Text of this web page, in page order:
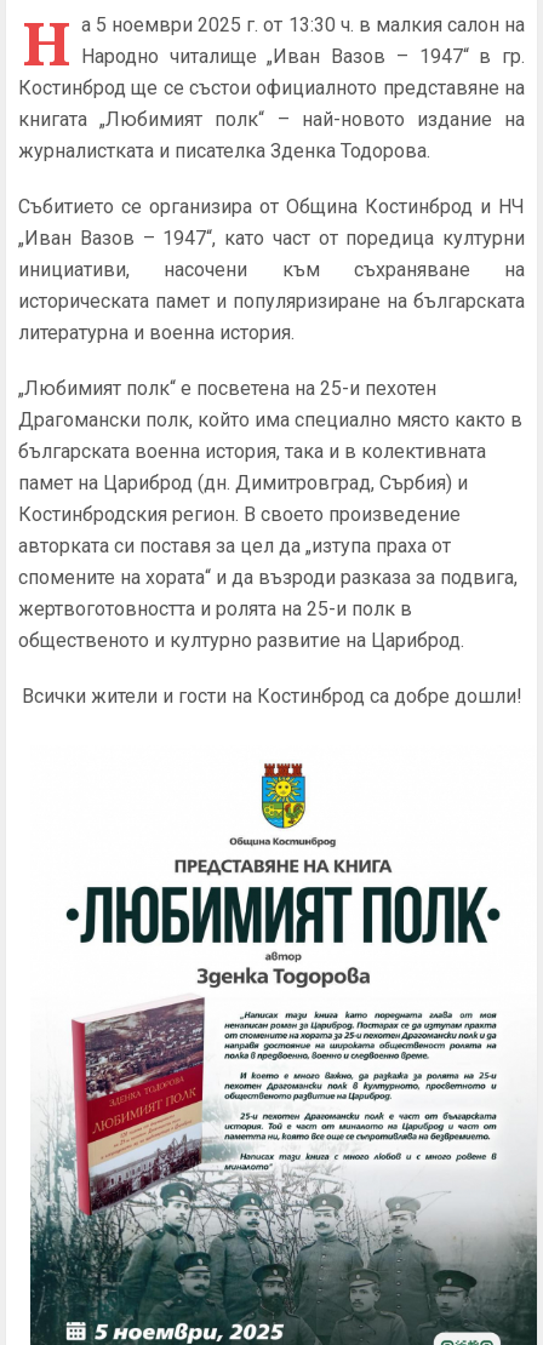
Н а 5 ноември 2025 г. от 13:30 ч. в малкия салон на
Народно читалище „Иван Вазов – 1947“ в гр.
Костинброд ще се състои официалното представяне на
книгата „Любимият полк“ – най-новото издание на
журналистката и писателка Зденка Тодорова.
Събитието се организира от Община Костинброд и НЧ
„Иван Вазов – 1947“, като част от поредица културни
инициативи, насочени към съхраняване на
историческата памет и популяризиране на българската
литературна и военна история.
„Любимият полк“ е посветена на 25-и пехотен
Драгомански полк, който има специално място както в
българската военна история, така и в колективната
памет на Цариброд (дн. Димитровград, Сърбия) и
Костинбродския регион. В своето произведение
авторката си поставя за цел да „изтупа праха от
спомените на хората“ и да възроди разказа за подвига,
жертвоготовността и ролята на 25-и полк в
общественото и културно развитие на Цариброд.
Всички жители и гости на Костинброд са добре дошли!